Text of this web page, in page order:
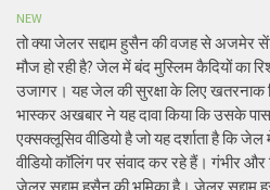
NEW
तो क्या जेलर सद्दाम हुसैन की वजह से अजमेर
मौज हो रही है? जेल में बंद मुस्लिम कैदियों का
उजागर। यह जेल की सुरक्षा के लिए खतरनाक
भास्कर अखबार ने यह दावा किया कि उसके
एक्सक्लूसिव वीडियो है जो यह दर्शाता है कि
वीडियो कॉलिंग पर संवाद कर रहे हैं। गंभीर